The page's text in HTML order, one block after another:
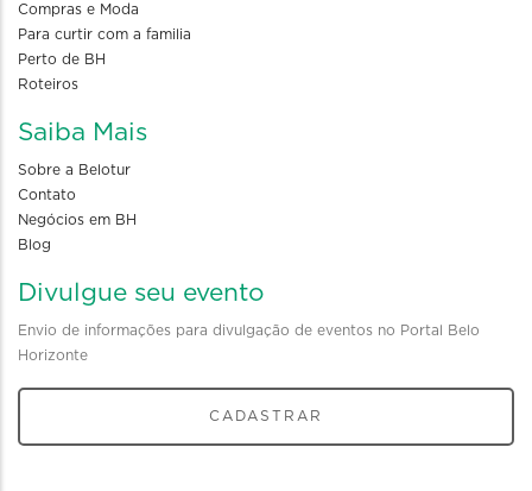
Compras e Moda
Para curtir com a familia
Perto de BH
Roteiros
Saiba Mais
Sobre a Belotur
Contato
Negócios em BH
Blog
Divulgue seu evento
Envio de informações para divulgação de eventos no Portal Belo
Horizonte
CADASTRAR